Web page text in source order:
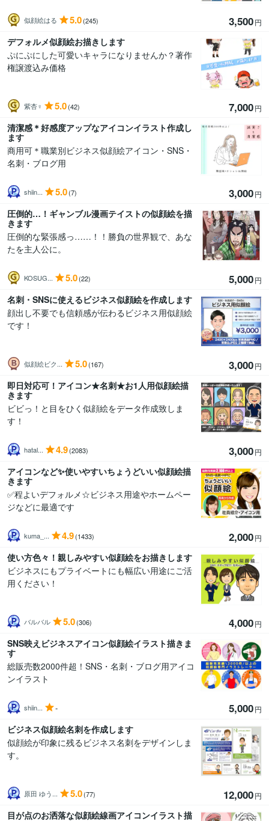
似顔絵はる 5.0(245) 3,500円
デフォルメ似顔絵お描きします
ぷにぷにした可愛いキャラになりませんか？著作
権譲渡込み価格
紫杏♀ 5.0(42) 7,000円
清潔感＊好感度アップなアイコンイラスト作成し
ます
商用可＊職業別ビジネス似顔絵アイコン・SNS・
名刺・ブログ用
shiin... 5.0(7) 3,000円
圧倒的…！ギャンブル漫画テイストの似顔絵を描
きます
圧倒的な緊張感っ……！！勝負の世界観で、あな
たを主人公に。
KOSUG... 5.0(22) 5,000円
名刺・SNSに使えるビジネス似顔絵を作成します
顔出し不要でも信頼感が伝わるビジネス用似顔絵
です！
似顔絵ビク... 5.0(167) 3,000円
即日対応可！アイコン★名刺★お1人用似顔絵描
きます
ビビっ！と目をひく似顔絵をデータ作成致しま
す！
hatal... 4.9(2083) 3,000円
アイコンなど✨使いやすいちょうどいい似顔絵描
きます
✅程よいデフォルメ☆ビジネス用途やホームペー
ジなどに最適です
kuma_... 4.9(1433) 2,000円
使い方色々！親しみやすい似顔絵をお描きします
ビジネスにもプライベートにも幅広い用途にご活
用ください！
バルバル 5.0(306) 4,000円
SNS映えビジネスアイコン似顔絵イラスト描きま
す
総販売数2000件超！SNS・名刺・ブログ用アイコ
ンイラスト
shiin... - 5,000円
ビジネス似顔絵名刺を作成します
似顔絵が印象に残るビジネス名刺をデザインしま
す。
原田 ゆう... 5.0(77) 12,000円
目が点のお洒落な似顔絵線画アイコンイラスト描